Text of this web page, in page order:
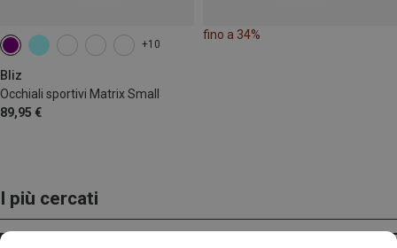
+10
Bliz
Occhiali sportivi Matrix Small
89,95 €
fino a 34%
I più cercati